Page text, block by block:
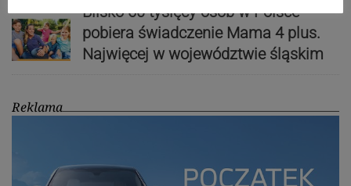
Blisko 60 tysięcy osób w Polsce
pobiera świadczenie Mama 4 plus.
Najwięcej w województwie śląskim
Reklama